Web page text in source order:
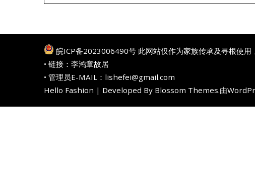
皖ICP备2023006490号 此网站仅作为家族传承及寻根使用
• 链接： 李鸿章故居
• 管理员E-MAIL：lishefei@gmail.com
Hello Fashion | Developed By Blossom Themes.由